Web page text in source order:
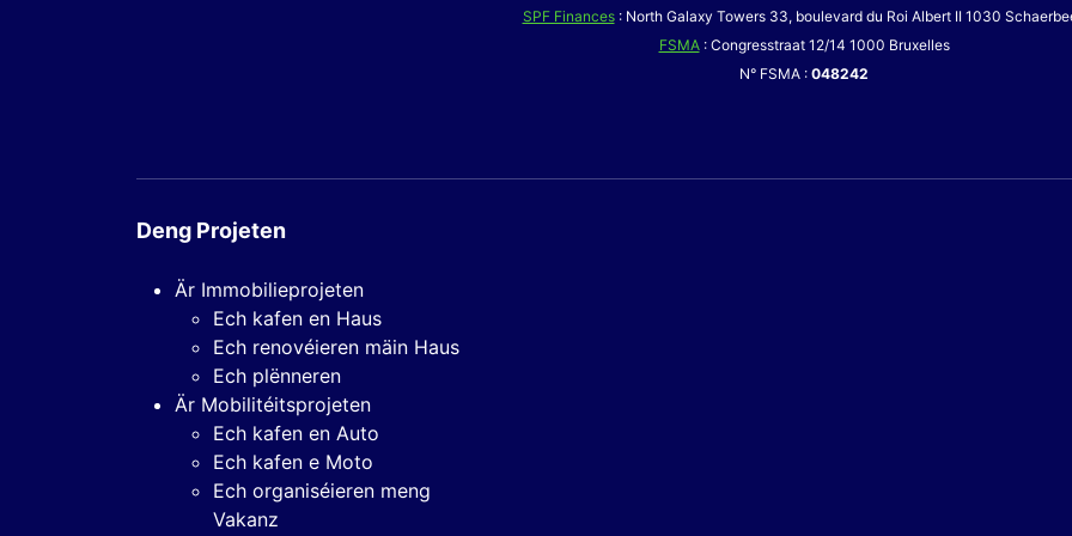
SPF Finances: North Galaxy Towers 33, boulevard du Roi Albert II 1030
FSMA: Congresstraat 12/14 1000 Bruxelles
N° FSMA : 048242
Deng Projeten
Är Immobilieprojeten
Ech kafen en Haus
Ech renovéieren mäin Haus
Ech plënneren
Är Mobilitéitsprojeten
Ech kafen en Auto
Ech kafen e Moto
Ech organiséieren meng
Vakanz